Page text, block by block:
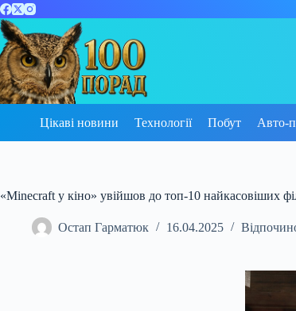
Перейти
до
вмісту
Цікаві новини Технології Побут Авто-
«Minecraft у кіно» увійшов до топ-10 найкасовіших
Остап Гарматюк 16.04.2025